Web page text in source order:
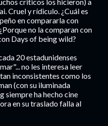
Cruel y rídiculo. ¿Cuál es
en compararla con
no la comparan con
Days of being wild?
20 estadunidenses
no les interesa leer
inconsistentes como los
(con su iluminada
siempre ha hecho cine
en su traslado falla al